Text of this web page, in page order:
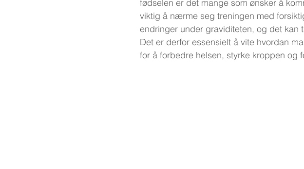
fødselen er det mange som ønsker å
viktig å nærme seg treningen med
endringer under graviditeten, og det kan
Det er derfor essensielt å vite hvordan
for å forbedre helsen, styrke kroppen og